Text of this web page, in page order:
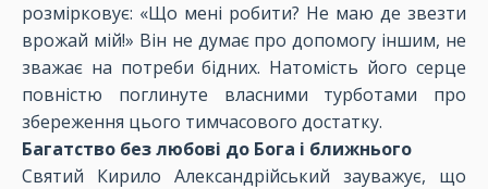
розмірковує: «Що мені робити? Не маю де звезти
врожай мій!» Він не думає про допомогу іншим, не
зважає на потреби бідних. Натомість його серце
повністю поглинуте власними турботами про
збереження цього тимчасового достатку.
Багатство без любові до Бога і ближнього
Святий Кирило Александрійський зауважує, що